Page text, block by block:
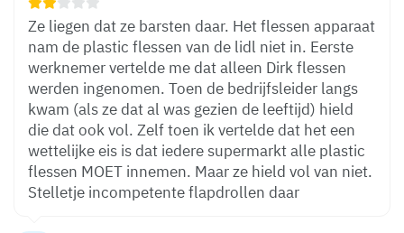
Ze liegen dat ze barsten daar. Het flessen apparaat
nam de plastic flessen van de lidl niet in. Eerste
werknemer vertelde me dat alleen Dirk flessen
werden ingenomen. Toen de bedrijfsleider langs
kwam (als ze dat al was gezien de leeftijd) hield
die dat ook vol. Zelf toen ik vertelde dat het een
wettelijke eis is dat iedere supermarkt alle plastic
flessen MOET innemen. Maar ze hield vol van niet.
Stelletje incompetente flapdrollen daar